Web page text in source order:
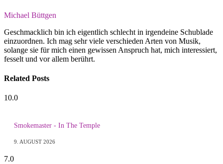
Michael Büttgen
Geschmacklich bin ich eigentlich schlecht in irgendeine Schublade
einzuordnen. Ich mag sehr viele verschieden Arten von Musik,
solange sie für mich einen gewissen Anspruch hat, mich interessiert,
fesselt und vor allem berührt.
Related Posts
10.0
Smokemaster - In The Temple
9. AUGUST 2026
7.0